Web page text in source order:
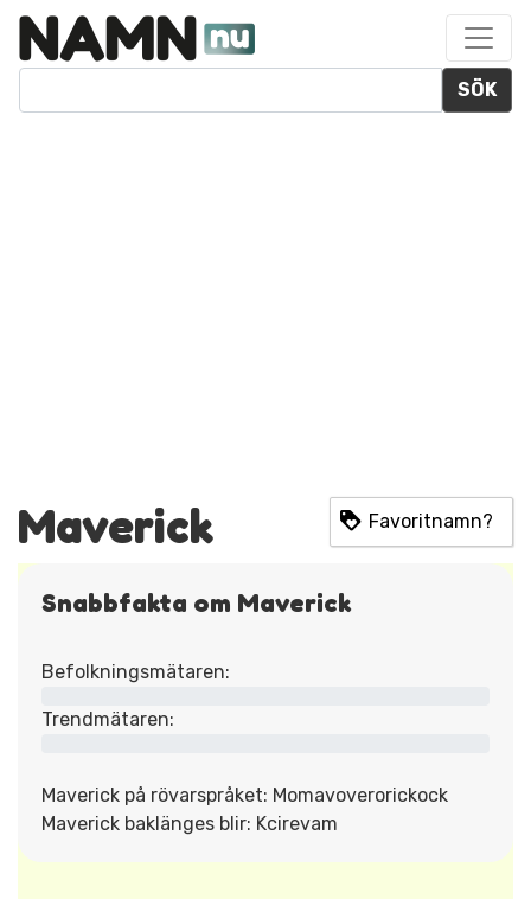
SÖK
Maverick Favoritnamn?
Snabbfakta om Maverick
Befolkningsmätaren:
Trendmätaren:
Maverick på rövarspråket: Momavoverorickock
Maverick baklänges blir: Kcirevam